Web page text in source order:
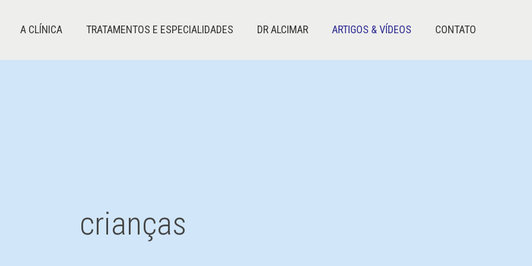
A CLÍNICA TRATAMENTOS E ESPECIALIDADES DR ALCIMAR ARTIGOS & VÍDEOS CONTATO
crianças